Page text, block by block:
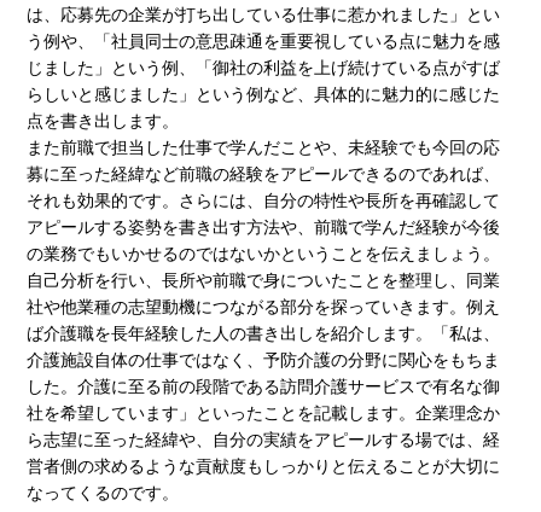
は、応募先の企業が打ち出している仕事に惹かれました」とい
う例や、「社員同士の意思疎通を重要視している点に魅力を感
じました」という例、「御社の利益を上げ続けている点がすば
らしいと感じました」という例など、具体的に魅力的に感じた
点を書き出します。
また前職で担当した仕事で学んだことや、未経験でも今回の応
募に至った経緯など前職の経験をアピールできるのであれば、
それも効果的です。さらには、自分の特性や長所を再確認して
アピールする姿勢を書き出す方法や、前職で学んだ経験が今後
の業務でもいかせるのではないかということを伝えましょう。
自己分析を行い、長所や前職で身についたことを整理し、同業
社や他業種の志望動機につながる部分を探っていきます。例え
ば介護職を長年経験した人の書き出しを紹介します。「私は、
介護施設自体の仕事ではなく、予防介護の分野に関心をもちま
した。介護に至る前の段階である訪問介護サービスで有名な御
社を希望しています」といったことを記載します。企業理念か
ら志望に至った経緯や、自分の実績をアピールする場では、経
営者側の求めるような貢献度もしっかりと伝えることが大切に
なってくるのです。